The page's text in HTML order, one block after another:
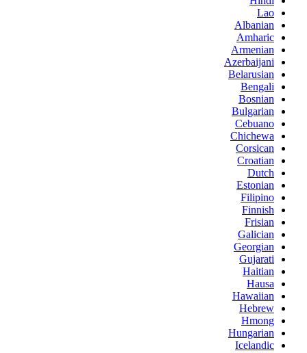
Lao
Albanian
Amharic
Armenian
Azerbaijani
Belarusian
Bengali
Bosnian
Bulgarian
Cebuano
Chichewa
Corsican
Croatian
Dutch
Estonian
Filipino
Finnish
Frisian
Galician
Georgian
Gujarati
Haitian
Hausa
Hawaiian
Hebrew
Hmong
Hungarian
Icelandic